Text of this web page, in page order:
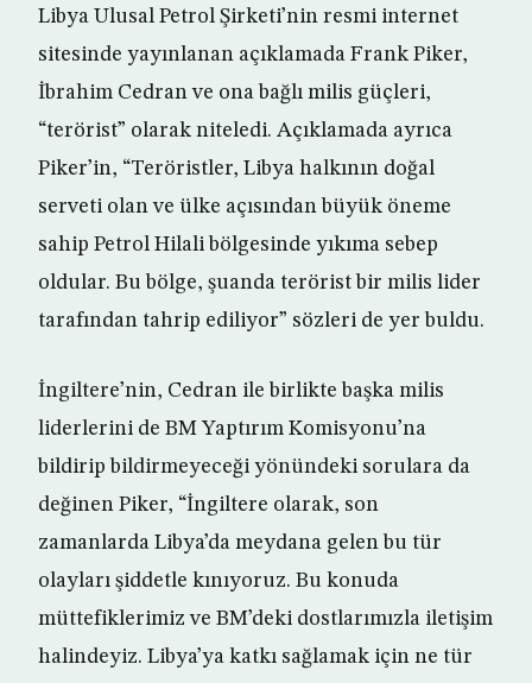
Libya Ulusal Petrol Şirketi’nin resmi internet
sitesinde yayınlanan açıklamada Frank Piker,
İbrahim Cedran ve ona bağlı milis güçleri,
“terörist” olarak niteledi. Açıklamada ayrıca
Piker’in, “Teröristler, Libya halkının doğal
serveti olan ve ülke açısından büyük öneme
sahip Petrol Hilali bölgesinde yıkıma sebep
oldular. Bu bölge, şuanda terörist bir milis lider
tarafından tahrip ediliyor” sözleri de yer buldu.
İngiltere’nin, Cedran ile birlikte başka milis
liderlerini de BM Yaptırım Komisyonu’na
bildirip bildirmeyeceği yönündeki sorulara da
değinen Piker, “İngiltere olarak, son
zamanlarda Libya’da meydana gelen bu tür
olayları şiddetle kınıyoruz. Bu konuda
müttefiklerimiz ve BM’deki dostlarımızla iletişim
halindeyiz. Libya’ya katkı sağlamak için ne tür